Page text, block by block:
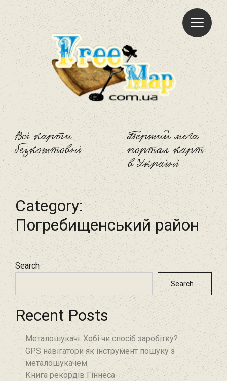
Всі карти
безкоштовні
Freemap
Перший мега
портал карт
в Україні
Category:
Погребищенський район
Search
Search
Recent Posts
Металошукачі. Хобі чи спосіб заробітку?
GPS навігатори як інструмент пошуку з
металошукачем
Книга рекордів Гіннеса